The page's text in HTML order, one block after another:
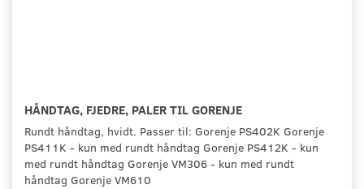
HÅNDTAG, FJEDRE, PALER TIL GORENJE
Rundt håndtag, hvidt. Passer til: Gorenje PS402K Gorenje
PS411K - kun med rundt håndtag Gorenje PS412K - kun
med rundt håndtag Gorenje VM306 - kun med rundt
håndtag Gorenje VM610